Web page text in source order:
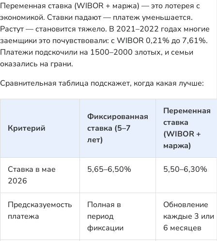
Переменная ставка (WIBOR + маржа) — это лотерея с
экономикой. Ставки падают — платеж уменьшается.
Растут — становится тяжело. В 2021–2022 годах многие
заемщики это почувствовали: с WIBOR 0,21% до 7,61%.
Платежи подскочили на 1500–2000 злотых, и семьи
оказались на грани.
Сравнительная таблица подскажет, когда какая лучше:
Критерий
Фиксированная
ставка (5–7
лет)
Переменная
ставка
(WIBOR +
маржа)
Ставка в мае
2026
5,65–6,50% 5,50–6,30%
Предсказуемость
платежа
Полная в
период
фиксации
Обновление
каждые 3 или
6 месяцев